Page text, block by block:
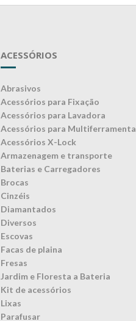
ACESSÓRIOS
Abrasivos
Acessórios para Fixação
Acessórios para Lavadora
Acessórios para Multiferramenta
Acessórios X-Lock
Armazenagem e transporte
Baterias e Carregadores
Brocas
Cinzéis
Diamantados
Diversos
Escovas
Facas de plaina
Fresas
Jardim e Floresta a Bateria
Kit de acessórios
Lixas
Parafusar